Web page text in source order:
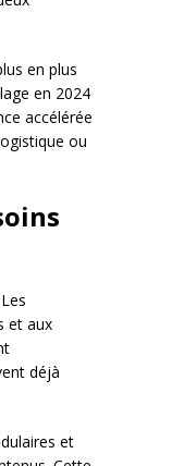
en plus
en 2024
accélérée
ou
et aux
déjà
et